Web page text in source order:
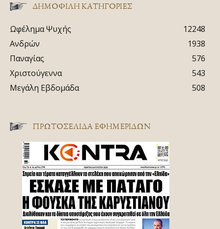
ΔΗΜΟΦΙΛΗ ΚΑΤΗΓΟΡΙΕΣ
Ωφέλημα Ψυχής
12248
Ανδρών
1938
Παναγίας
576
Χριστούγεννα
543
Μεγάλη Εβδομάδα
508
ΠΡΩΤΟΣΈΛΙΔΑ ΕΦΗΜΕΡΊΔΩΝ